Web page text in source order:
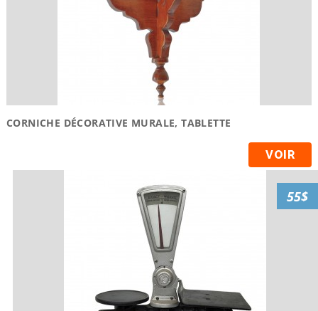
CORNICHE DÉCORATIVE MURALE, TABLETTE
VOIR
55$